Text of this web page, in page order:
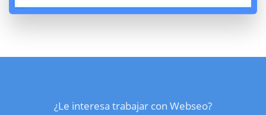
¿Le interesa trabajar con Webseo?